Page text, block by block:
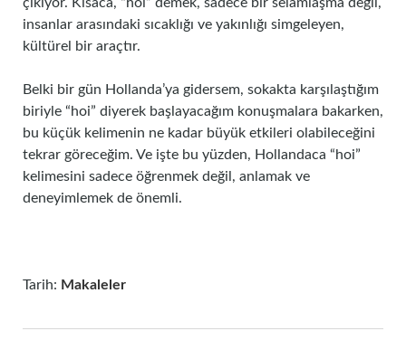
insanlar arasındaki sıcaklığı ve yakınlığı simgeleyen,
kültürel bir araçtır.
Belki bir gün Hollanda’ya gidersem, sokakta karşılaştığım
biriyle “hoi” diyerek başlayacağım konuşmalara bakarken,
bu küçük kelimenin ne kadar büyük etkileri olabileceğini
tekrar göreceğim. Ve işte bu yüzden, Hollandaca “hoi”
kelimesini sadece öğrenmek değil, anlamak ve
deneyimlemek de önemli.
Tarih: Makaleler